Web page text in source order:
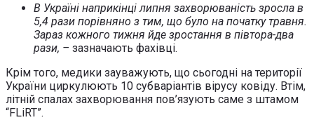
В Україні наприкінці липня захворюваність зросла в
5,4 рази порівняно з тим, що було на початку травня.
Зараз кожного тижня йде зростання в півтора-два
рази, – зазначають фахівці.
Крім того, медики зауважують, що сьогодні на території
України циркулюють 10 субваріантів вірусу ковіду. Втім,
літній спалах захворювання пов’язують саме з штамом
“FLіRT”.